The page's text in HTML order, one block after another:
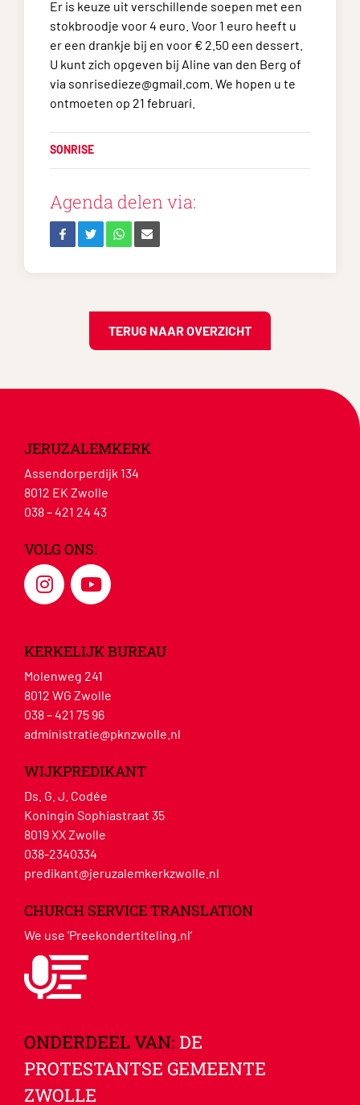
Er is keuze uit verschillende soepen met een
stokbroodje voor 4 euro. Voor 1 euro heeft u
er een drankje bij en voor € 2.50 een dessert.
U kunt zich opgeven bij Aline van den Berg of
via sonrisedieze@gmail.com. We hopen u te
ontmoeten op 21 februari.
SONRISE
Agenda delen via:
TERUG NAAR OVERZICHT
JERUZALEMKERK
Assendorperdijk 134
8012 EK Zwolle
038 – 421 24 43
VOLG ONS:
KERKELIJK BUREAU
Molenweg 241
8012 WG Zwolle
038 – 421 75 96
administratie@pknzwolle.nl
WIJKPREDIKANT
Ds. G. J. Codée
Koningin Sophiastraat 35
8019 XX Zwolle
038-2340334
predikant@jeruzalemkerkzwolle.nl
CHURCH SERVICE TRANSLATION
We use ‘Preekondertiteling.nl’
ONDERDEEL VAN: DE
PROTESTANTSE GEMEENTE
ZWOLLE